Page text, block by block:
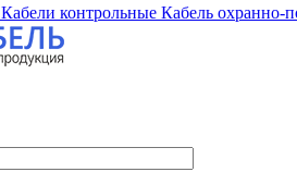
Кабели контрольные Кабель охранно-